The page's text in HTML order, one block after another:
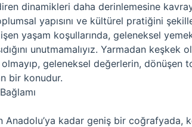
dinamikleri daha derinlemesine
yapısını ve kültürel pratiğini
yaşam koşullarında, geleneksel
unutmamalıyız. Yarmadan
geleneksel değerlerin, dönüşen
bir konudur.
Anadolu’ya kadar geniş bir coğrafyada,